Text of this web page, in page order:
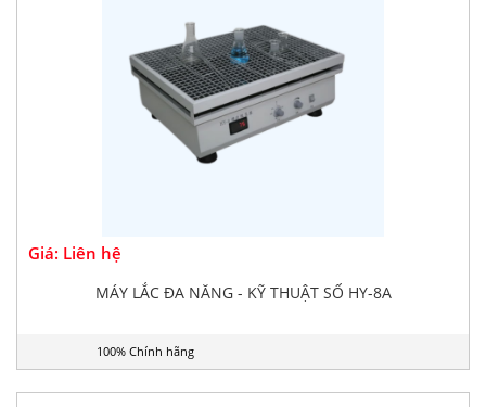
Giá: Liên hệ
MÁY LẮC ĐA NĂNG - KỸ THUẬT SỐ HY-8A
100% Chính hãng